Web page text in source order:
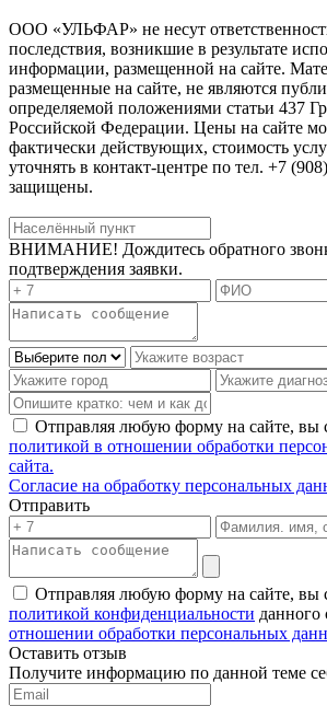
ООО «УЛЬФАР» не несут
последствия, возникшие в результате
информации, размещенной на сайте.
размещенные на сайте, не являются
определяемой положениями статьи 437
Российской Федерации. Цены на сайте
фактически действующих, стоимость
уточнять в контакт-центре по тел. +7
защищены.
ВНИМАНИЕ! Дождитесь обратного
подтверждения заявки.
Отправляя любую форму на сайте, вы
политикой в отношении обработки
сайта.
Согласие на обработку персональных
Отправить
Отправляя любую форму на сайте, вы
политикой конфиденциальности данного
отношении обработки персональных
Оставить отзыв
Получите информацию по данной теме